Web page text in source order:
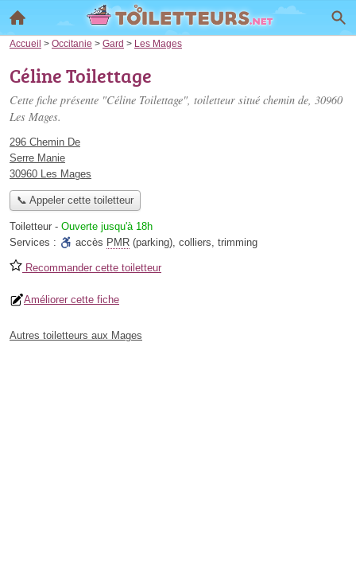
Accueil > Occitanie > Gard > Les Mages
Céline Toilettage
Cette fiche présente "Céline Toilettage", toiletteur situé chemin de, 30960
Les Mages.
296 Chemin De
Serre Manie
30960 Les Mages
📞 Appeler cette toiletteur
Toiletteur - Ouverte jusqu'à 18h
Services :
accès PMR (parking), colliers, trimming
Recommander cette toiletteur
Améliorer cette fiche
Autres toiletteurs aux Mages